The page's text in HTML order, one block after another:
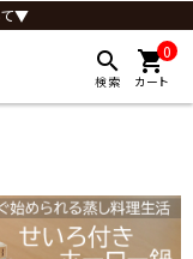
て▼
search
検索
0
shopping_cart
カート